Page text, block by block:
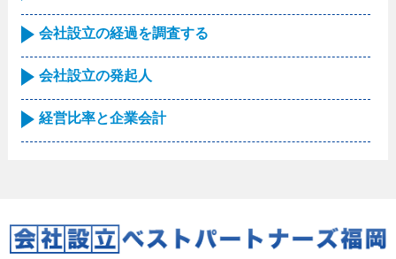
会社設立の経過を調査する
会社設立の発起人
経営比率と企業会計